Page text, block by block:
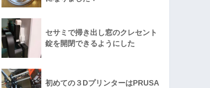
セサミで掃き出し窓のクレセント
錠を開閉できるようにした
初めての３DプリンターはPRUSA